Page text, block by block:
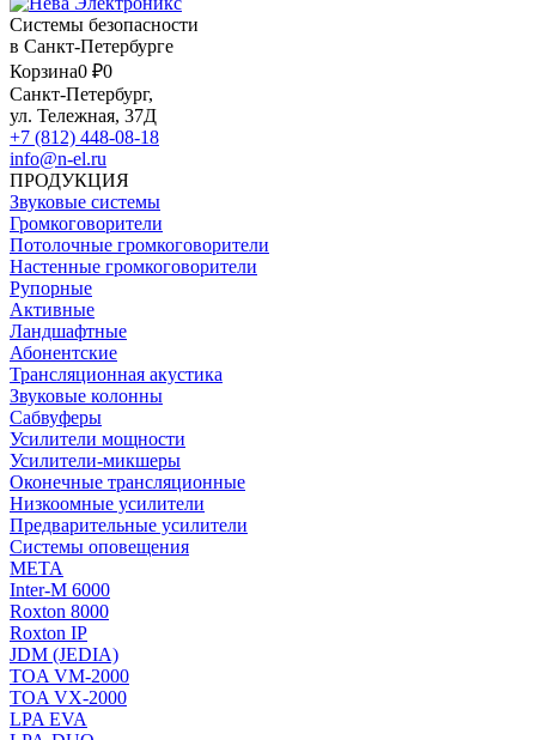
Системы безопасности
в Санкт-Петербурге
Корзина0 ₽0
Санкт-Петербург,
ул. Тележная, 37Д
+7 (812) 448-08-18
info@n-el.ru
ПРОДУКЦИЯ
Звуковые системы
Громкоговорители
Потолочные громкоговорители
Настенные громкоговорители
Рупорные
Активные
Ландшафтные
Абонентские
Трансляционная акустика
Звуковые колонны
Сабвуферы
Усилители мощности
Усилители-микшеры
Оконечные трансляционные
Низкоомные усилители
Предварительные усилители
Системы оповещения
МЕТА
Inter-M 6000
Roxton 8000
Roxton IP
JDM (JEDIA)
TOA VM-2000
TOA VX-2000
LPA EVA